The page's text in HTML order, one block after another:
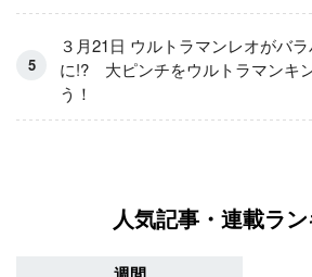
３月21日 ウルトラマンレオがバラ
に!? 大ピンチをウルトラマンキ
う！
人気記事・連載ラ